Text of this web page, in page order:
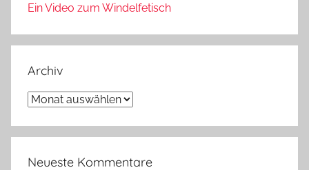
Ein Video zum Windelfetisch
Archiv
Archiv
Neueste Kommentare